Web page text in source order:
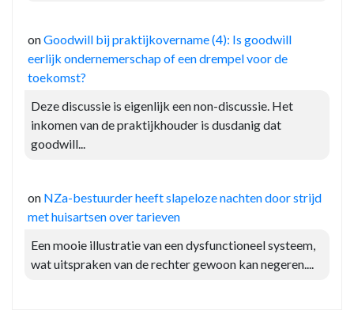
onGoodwill bij praktijkovername (4): Is goodwill
eerlijk ondernemerschap of een drempel voor de
toekomst?
Deze discussie is eigenlijk een non-discussie. Het
inkomen van de praktijkhouder is dusdanig dat
goodwill...
on NZa-bestuurder heeft slapeloze nachten door strijd
met huisartsen over tarieven
Een mooie illustratie van een dysfunctioneel systeem,
wat uitspraken van de rechter gewoon kan negeren....